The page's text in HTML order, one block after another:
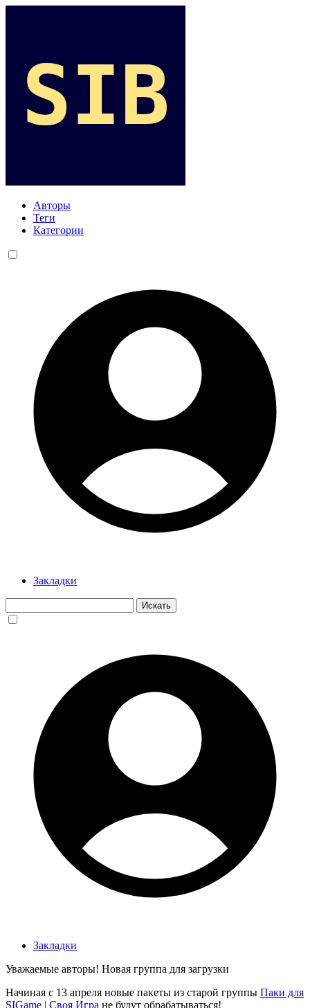
Авторы
Теги
Категории
Закладки
Закладки
Уважаемые авторы! Новая группа для загрузки
Начиная с 13 апреля новые пакеты из старой группы Паки для
SIGame | Своя Игра не будут обрабатываться!